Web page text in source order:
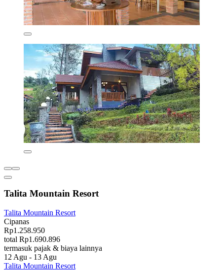
Talita Mountain Resort
Talita Mountain Resort
Cipanas
Rp1.258.950
total Rp1.690.896
termasuk pajak & biaya lainnya
12 Agu - 13 Agu
Talita Mountain Resort